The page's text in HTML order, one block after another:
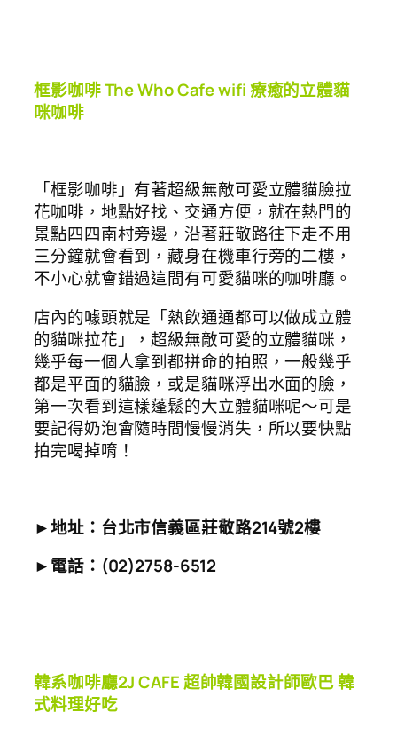
框影咖啡 The Who Cafe wifi 療癒的立體貓
咪咖啡
「框影咖啡」有著超級無敵可愛立體貓臉拉
花咖啡，地點好找、交通方便，就在熱門的
景點四四南村旁邊，沿著莊敬路往下走不用
三分鐘就會看到，藏身在機車行旁的二樓，
不小心就會錯過這間有可愛貓咪的咖啡廳。
店內的噱頭就是「熱飲通通都可以做成立體
的貓咪拉花」，超級無敵可愛的立體貓咪，
幾乎每一個人拿到都拼命的拍照，一般幾乎
都是平面的貓臉，或是貓咪浮出水面的臉，
第一次看到這樣蓬鬆的大立體貓咪呢～可是
要記得奶泡會隨時間慢慢消失，所以要快點
拍完喝掉唷！
►地址：台北市信義區莊敬路214號2樓
►電話：(02)2758-6512
韓系咖啡廳2J CAFE 超帥韓國設計師歐巴 韓
式料理好吃